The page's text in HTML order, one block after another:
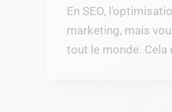
En SEO,
marketing, mais
tout le monde. Cela